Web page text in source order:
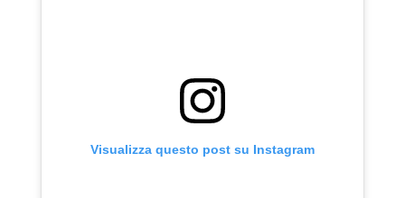
Visualizza questo post su Instagram